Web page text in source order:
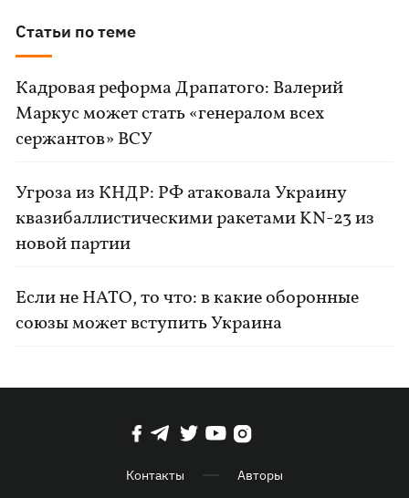
Статьи по теме
Кадровая реформа Драпатого: Валерий
Маркус может стать «генералом всех
сержантов» ВСУ
Угроза из КНДР: РФ атаковала Украину
квазибаллистическими ракетами KN-23 из
новой партии
Если не НАТО, то что: в какие оборонные
союзы может вступить Украина
Контакты Авторы